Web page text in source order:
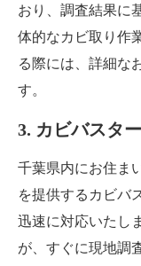
おり、調査結果に
体的なカビ取り作
る際には、詳細な
す。
3. カビバスタ
千葉県内にお住ま
を提供するカビバ
迅速に対応いたし
が、すぐに現地調